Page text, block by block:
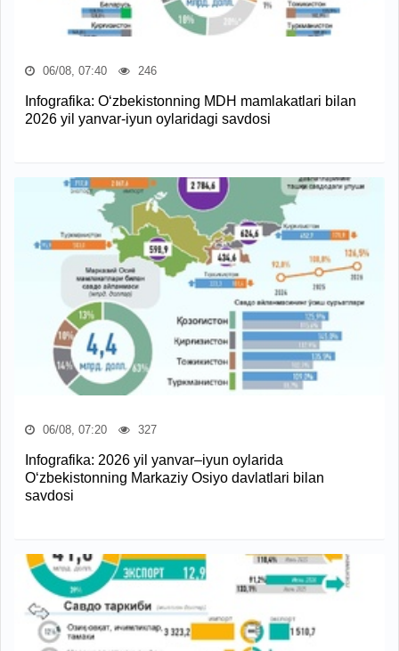
06/08, 07:40 246
Infografika: O‘zbekistonning MDH mamlakatlari bilan
2026 yil yanvar-iyun oylaridagi savdosi
06/08, 07:20 327
Infografika: 2026 yil yanvar–iyun oylarida
O‘zbekistonning Markaziy Osiyo davlatlari bilan
savdosi